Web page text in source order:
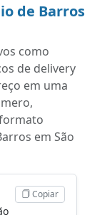
de Barros
como
de delivery
em uma
em São
Copiar